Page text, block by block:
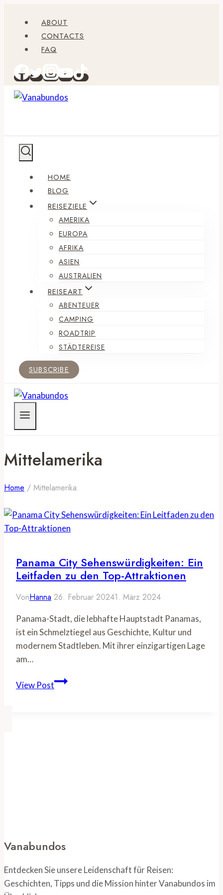
springen
ABOUT
CONTACTS
FAQ
HOME
BLOG
REISEZIELE
AMERIKA
EUROPA
AFRIKA
ASIEN
AUSTRALIEN
REISEART
ABENTEUER
CAMPING
ROADTRIP
STÄDTEREISE
SUBSCRIBE
Mittelamerika
Home / Mittelamerika
Panama City Sehenswürdigkeiten: Ein
Leitfaden zu den Top-Attraktionen
VonHanna 26. Februar 20241. März 2024
Panama-Stadt, die lebhafte Hauptstadt Panamas,
ist ein Schmelztiegel aus Geschichte, Kultur und
modernem Stadtleben. Mit ihrer einzigartigen Lage
am…
View PostPanama
Vanabundos
Entdecken Sie unsere Leidenschaft für Reisen:
Geschichten, Tipps und die Mission hinter Vanabundos im